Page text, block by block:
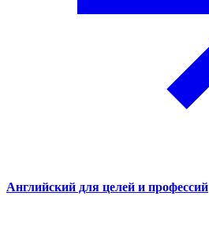
Английский для целей и профессий